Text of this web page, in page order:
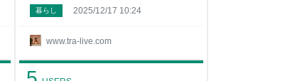
www.tra-live.com
暮らし 2025/12/17 10:24